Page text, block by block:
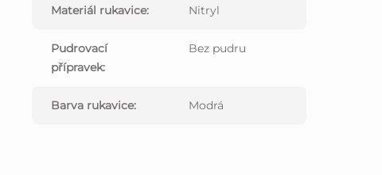
Materiál rukavice: Nitryl
Pudrovací
přípravek:
Bez pudru
Barva rukavice: Modrá